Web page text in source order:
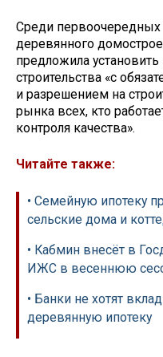
Среди
деревянного
предложила
строительства «с
и разрешением на
рынка всех, кто
контроля качества».
Читайте также:
• Семейную ипотеку
сельские дома и
• Кабмин внесёт в
ИЖС в весеннюю
• Банки не хотят
деревянную ипотеку